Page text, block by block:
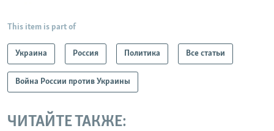
This item is part of
Украина Россия Политика Все статьи
Война России против Украины
ЧИТАЙТЕ ТАКЖЕ: